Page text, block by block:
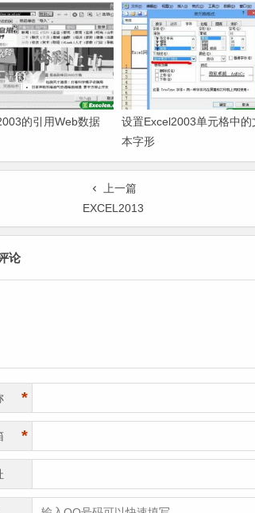
的引用Web数据
设置Excel2003单元格中的
本字形
上一篇
EXCEL2013
论
*
*